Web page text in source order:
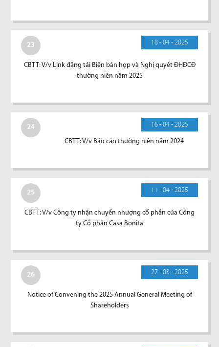
23 18 - 04 - 2025
CBTT: V/v Link đăng tải Biên bản họp và Nghị quyết ĐHĐCĐ
thường niên năm 2025
24 16 - 04 - 2025
CBTT: V/v Báo cáo thường niên năm 2024
25 11 - 04 - 2025
CBTT: V/v Công ty nhận chuyển nhượng cổ phần của Công
ty Cổ phần Casa Bonita
26 27 - 03 - 2025
Notice of Convening the 2025 Annual General Meeting of
Shareholders